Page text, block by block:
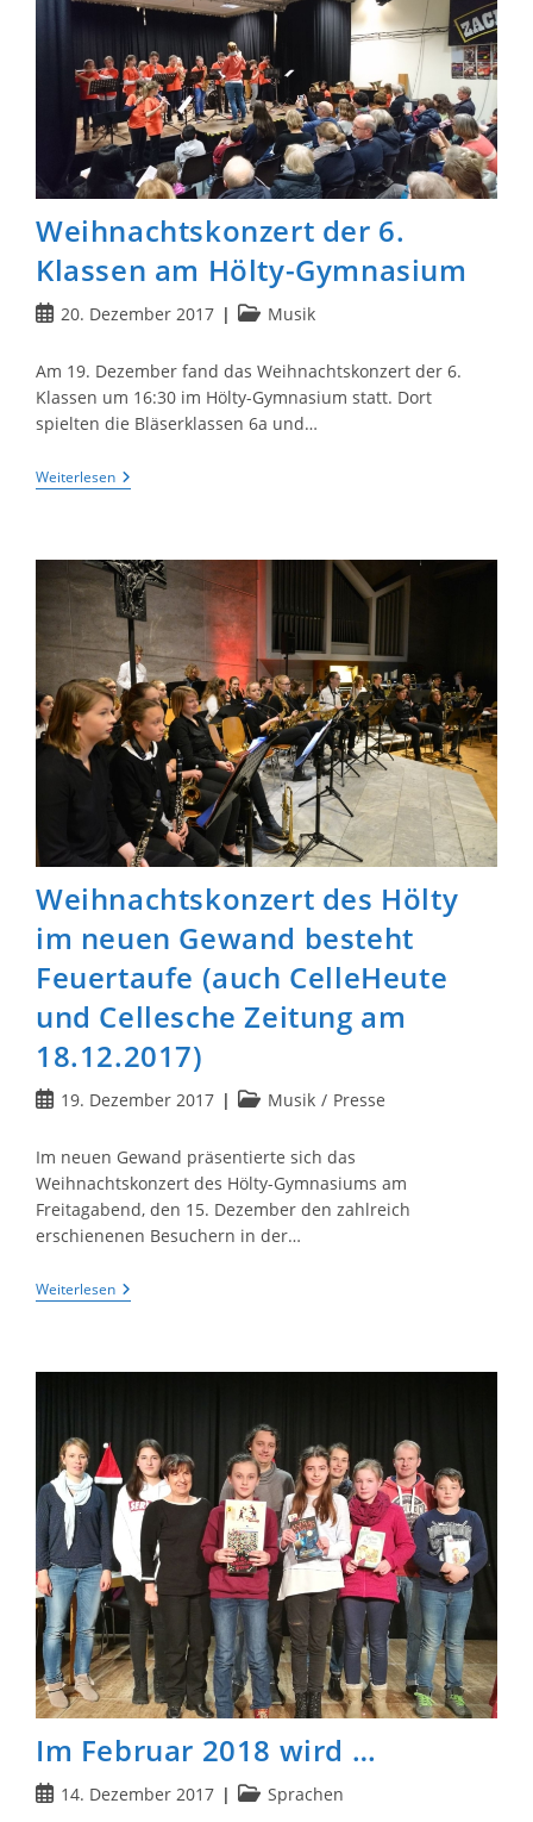
Euro
(CelleHeute
21.12.2017)
Weihnachtskonzert der 6.
Klassen am Hölty-Gymnasium
Beitrag
20. Dezember 2017
Beitrags-
Musik
Am 19. Dezember fand das Weihnachtskonzert der 6.
Klassen um 16:30 im Hölty-Gymnasium statt. Dort
spielten die Bläserklassen 6a und…
WeiterlesenWeihnachtskonzert
Der
Hölty-
Gymnasium
Weihnachtskonzert des Hölty
im neuen Gewand besteht
Feuertaufe (auch CelleHeute
und Cellesche Zeitung am
18.12.2017)
Beitrag19. Dezember 2017
Beitrags-
Musik / Presse
Im neuen Gewand präsentierte sich das
Weihnachtskonzert des Hölty-Gymnasiums am
Freitagabend, den 15. Dezember den zahlreich
erschienenen Besuchern in der…
WeiterlesenWeihnachtskonzert
Des
(auch
CelleHeute
Und
Cellesche
Zeitung
Am
18.12.2017)
Im Februar 2018 wird …
Beitrag14. Dezember 2017
Beitrags-
Sprachen